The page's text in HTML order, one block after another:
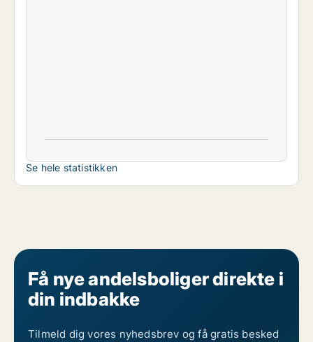
Se hele statistikken
Få nye andelsboliger direkte i
din indbakke
Tilmeld dig vores nyhedsbrev og få gratis besked